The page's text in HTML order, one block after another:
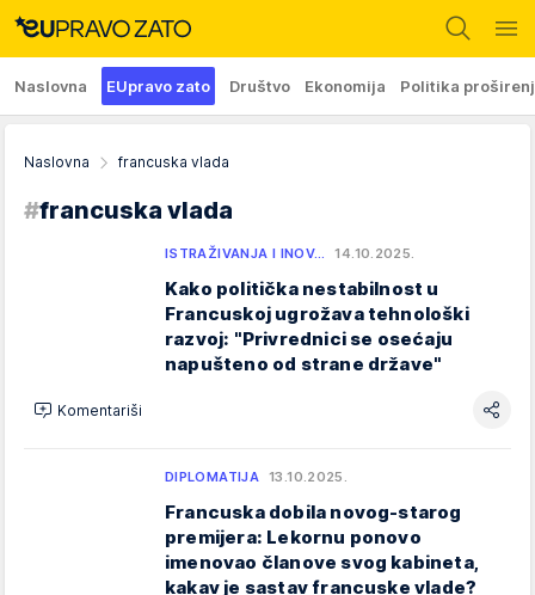
Naslovna EUpravo zato Društvo Ekonomija Politika
Naslovna francuska vlada
#francuska vlada
ISTRAŽIVANJA I INOV… 14.10.2025.
Kako politička nestabilnost u
Francuskoj ugrožava tehnološki
razvoj: "Privrednici se osećaju
napušteno od strane države"
Komentariši
DIPLOMATIJA 13.10.2025.
Francuska dobila novog-starog
premijera: Lekornu ponovo
imenovao članove svog kabineta,
kakav je sastav francuske vlade?